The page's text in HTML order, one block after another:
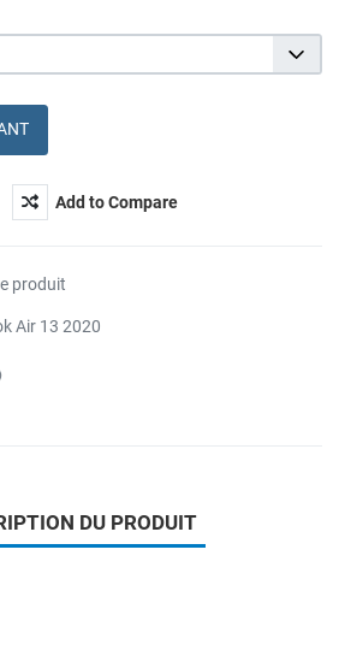
Add to Compare
produit
Air 13 2020
DU PRODUIT